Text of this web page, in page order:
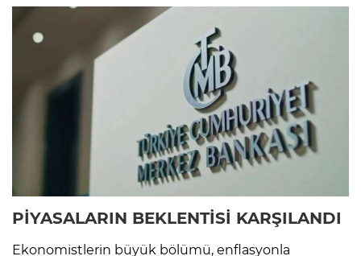
PİYASALARIN BEKLENTİSİ KARŞILANDI
Ekonomistlerin büyük bölümü, enflasyonla